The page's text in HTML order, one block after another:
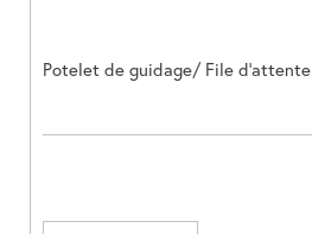
Potelet de guidage/ File d’attente